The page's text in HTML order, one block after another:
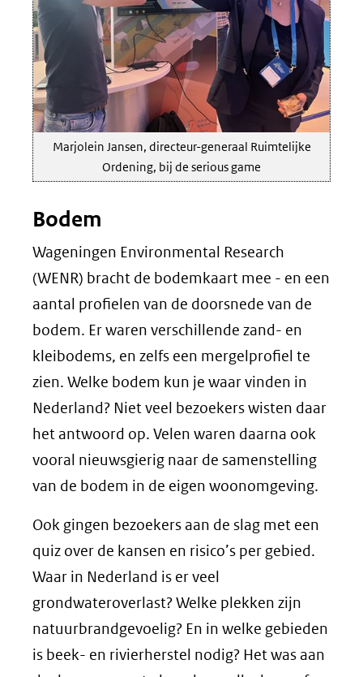
Marjolein Jansen, directeur-generaal Ruimtelijke
Ordening, bij de serious game
Bodem
Wageningen Environmental Research
(WENR) bracht de bodemkaart mee - en een
aantal profielen van de doorsnede van de
bodem. Er waren verschillende zand- en
kleibodems, en zelfs een mergelprofiel te
zien. Welke bodem kun je waar vinden in
Nederland? Niet veel bezoekers wisten daar
het antwoord op. Velen waren daarna ook
vooral nieuwsgierig naar de samenstelling
van de bodem in de eigen woonomgeving.
Ook gingen bezoekers aan de slag met een
quiz over de kansen en risico’s per gebied.
Waar in Nederland is er veel
grondwateroverlast? Welke plekken zijn
natuurbrandgevoelig? En in welke gebieden
is beek- en rivierherstel nodig? Het was aan